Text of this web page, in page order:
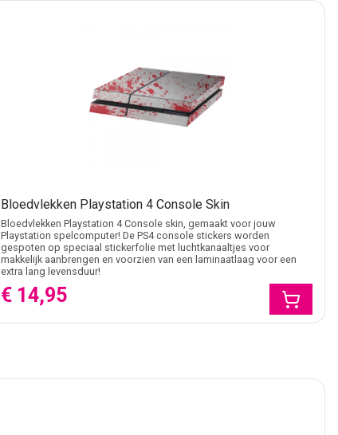
Bloedvlekken Playstation 4 Console Skin
Bloedvlekken Playstation 4 Console skin, gemaakt voor jouw
Playstation spelcomputer! De PS4 console stickers worden
gespoten op speciaal stickerfolie met luchtkanaaltjes voor
makkelijk aanbrengen en voorzien van een laminaatlaag voor een
extra lang levensduur!
€ 14,95